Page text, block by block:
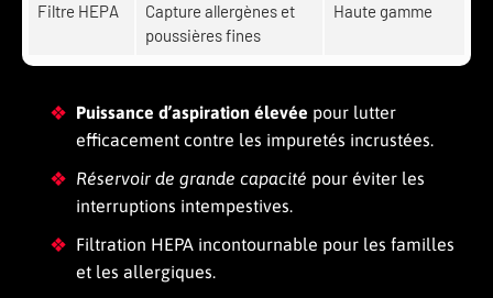
Filtre HEPA
Capture allergènes et
poussières fines
Haute gamme
Puissance d’aspiration élevée pour lutter
efficacement contre les impuretés incrustées.
Réservoir de grande capacité pour éviter les
interruptions intempestives.
Filtration HEPA incontournable pour les familles
et les allergiques.